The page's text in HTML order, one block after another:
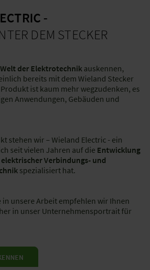
-
DEM STECKER
Welt der Elektrotechnik auskennen,
bereits mit dem Wieland Stecker
ist kaum mehr wegzudenken, es
Anwendungen, Gebäuden und
stehen wir – Wieland Electric - ein
seit vielen Jahren auf die Entwicklung
Verbindungs- und
spezialisiert hat.
in unsere Arbeit empfehlen wir Ihnen
in unser Unternehmensportrait für